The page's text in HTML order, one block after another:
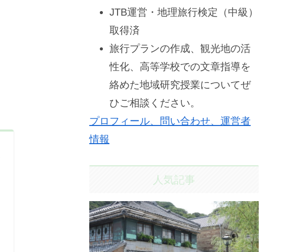
JTB運営・地理旅行検定（中級）
取得済
旅行プランの作成、観光地の活
性化、高等学校での文章指導を
絡めた地域研究授業についてぜ
ひご相談ください。
プロフィール、問い合わせ、運営者
情報
人気記事